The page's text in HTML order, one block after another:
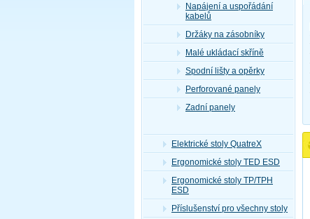
Napájení a uspořádání
kabelů
Držáky na zásobníky
Malé ukládací skříně
Spodní lišty a opěrky
Perforované panely
Zadní panely
Elektrické stoly QuatreX
Ergonomické stoly TED ESD
Ergonomické stoly TP/TPH
ESD
Příslušenství pro všechny stoly